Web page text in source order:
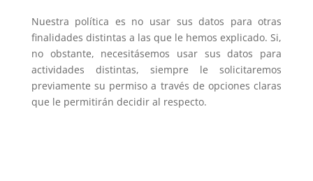
Nuestra política es no usar sus datos para otras
finalidades distintas a las que le hemos explicado. Si,
no obstante, necesitásemos usar sus datos para
actividades distintas, siempre le solicitaremos
previamente su permiso a través de opciones claras
que le permitirán decidir al respecto.